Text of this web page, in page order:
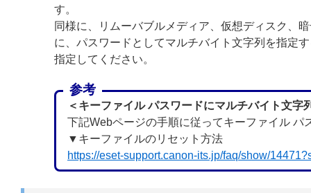
す。
同様に、リムーバブルメディア、仮想ディスク、
に、パスワードとしてマルチバイト文字列を指定
指定してください。
参考
＜キーファイル パスワードにマルチバイト文字
下記Webページの手順に従ってキーファイル パ
▼キーファイルのリセット方法
https://eset-support.canon-its.jp/faq/show/